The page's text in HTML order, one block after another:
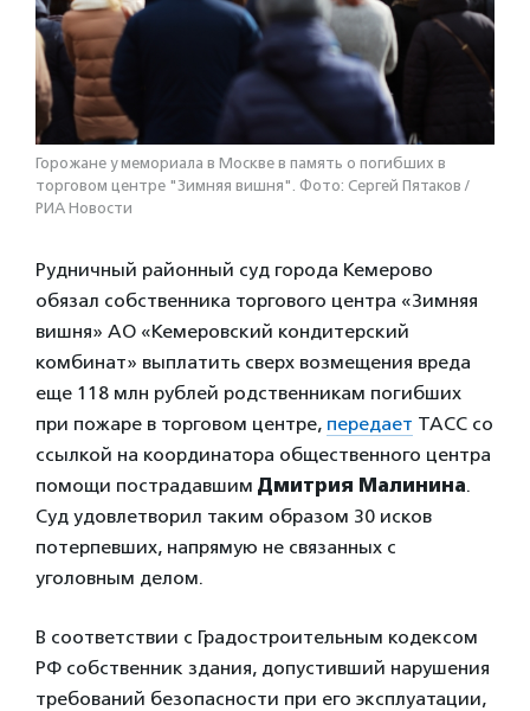
Горожане у мемориала в Москве в память о погибших в
торговом центре "Зимняя вишня". Фото: Сергей Пятаков /
РИА Новости
Рудничный районный суд города Кемерово
обязал собственника торгового центра «Зимняя
вишня» АО «Кемеровский кондитерский
комбинат» выплатить сверх возмещения вреда
еще 118 млн рублей родственникам погибших
при пожаре в торговом центре, передает ТАСС со
ссылкой на координатора общественного центра
помощи пострадавшим Дмитрия Малинина.
Суд удовлетворил таким образом 30 исков
потерпевших, напрямую не связанных с
уголовным делом.
В соответствии с Градостроительным кодексом
РФ собственник здания, допустивший нарушения
требований безопасности при его эксплуатации,